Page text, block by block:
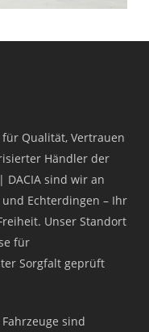
Qualität, Vertrauen
Händler der
DACIA sind wir an
Echterdingen – Ihr
Unser Standort
für
Sorgfalt geprüft
sind